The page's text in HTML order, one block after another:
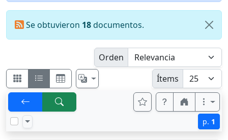
Se obtuvieron 18documentos.
Orden
Ítems
p. 1